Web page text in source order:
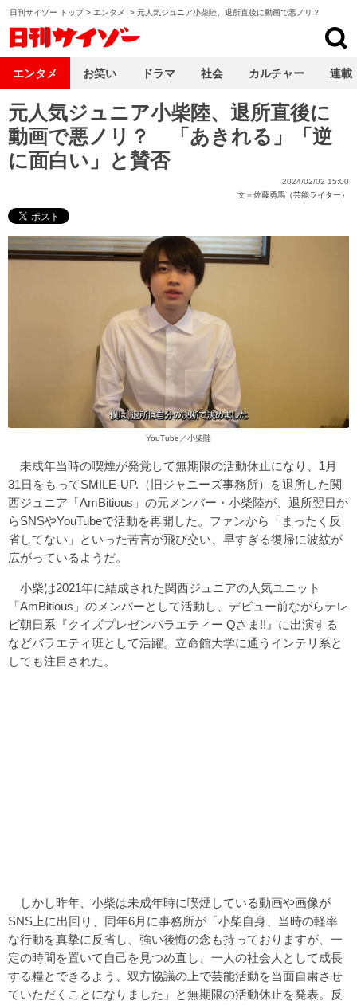
日刊サイゾー トップ> エンタメ > 元人気ジュニア小柴陸、退所直後に動画で悪ノリ？
元人気ジュニア小柴陸、退所直後に
動画で悪ノリ？ 「あきれる」「逆
に面白い」と賛否
2024/02/02 15:00
文＝佐藤勇馬（芸能ライター）
YouTube／小柴陸
未成年当時の喫煙が発覚して無期限の活動休止になり、1月
31日をもってSMILE-UP.（旧ジャニーズ事務所）を退所した関
西ジュニア「AmBitious」の元メンバー・小柴陸が、退所翌日か
らSNSやYouTubeで活動を再開した。ファンから「まったく反
省してない」といった苦言が飛び交い、早すぎる復帰に波紋が
広がっているようだ。
小柴は2021年に結成された関西ジュニアの人気ユニット
「AmBitious」のメンバーとして活動し、デビュー前ながらテレ
ビ朝日系『クイズプレゼンバラエティー Qさま!!』に出演する
などバラエティ班として活躍。立命館大学に通うインテリ系と
しても注目された。
しかし昨年、小柴は未成年時に喫煙している動画や画像が
SNS上に出回り、同年6月に事務所が「小柴自身、当時の軽率
な行動を真摯に反省し、強い後悔の念も持っておりますが、一
定の時間を置いて自己を見つめ直し、一人の社会人として成長
する糧とできるよう、双方協議の上で芸能活動を当面自粛させ
ていただくことになりました」と無期限の活動休止を発表。反
エンタメ お笑い ドラマ 社会 カルチャー 連載